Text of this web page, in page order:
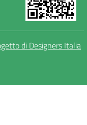
di Designers Italia